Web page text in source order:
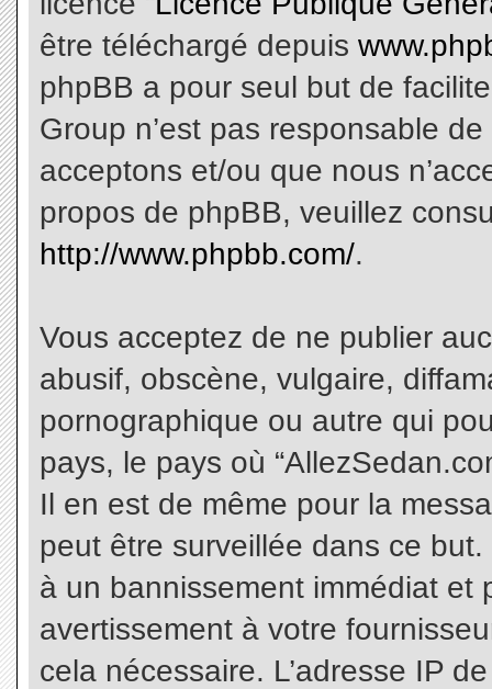
être téléchargé depuis
phpBB a pour seul but de
Group n’est pas responsable
acceptons et/ou que nous
propos de phpBB, veuillez
http://www.phpbb.com/.
Vous acceptez de ne publier
abusif, obscène, vulgaire,
pornographique ou autre qui
pays, le pays où
Il en est de même pour la
peut être surveillée dans ce
à un bannissement immédiat et
avertissement à votre
cela nécessaire. L’adresse IP